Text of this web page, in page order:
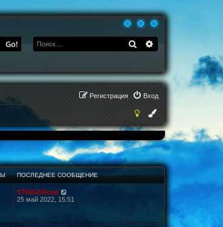
Поиск Расширенный
Go!
Вход
Регистрация
ПОСЛЕДНЕЕ СООБЩЕНИЕ
STINGERcod
25 май 2022, 15:51